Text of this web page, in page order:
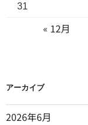
31
« 12月
アーカイブ
2026年6月